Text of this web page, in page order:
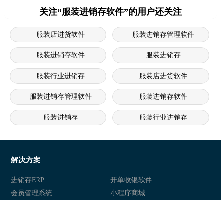
关注“服装进销存软件”的用户还关注
服装店进货软件 服装进销存管理软件
服装进销存软件 服装进销存
服装行业进销存 服装店进货软件
服装进销存管理软件 服装进销存软件
服装进销存 服装行业进销存
服装店进销存软件 服装店连锁管理系统 服装连锁经营软件
连锁服装店进销存软件 服装销售管理系统 服装店管理系统
服装进销存软件 服装管理系统 服
解决方案
进销存ERP
开单收银软件
会员管理系统
小程序商城